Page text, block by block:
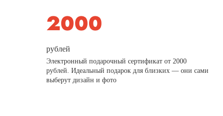
рублей
Электронный подарочный сертификат от 2000
рублей. Идеальный подарок для близких — они сами
выберут дизайн и фото